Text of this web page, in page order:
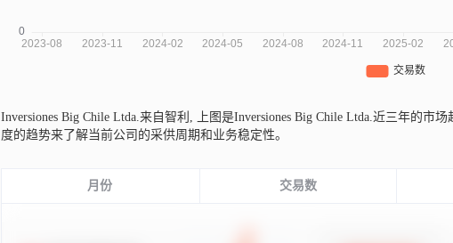
Inversiones Big Chile Ltda.来自智利,
上图是Inversiones Big Chile Ltda.近三年的市
度的趋势来了解当前公司的采供周期和业务稳定性。
月份 交易数